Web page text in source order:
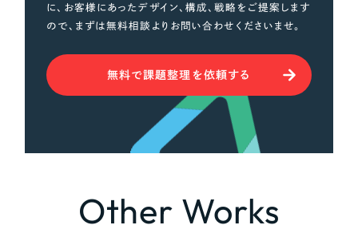
に、お客様にあったデザイン、構成、戦略をご提案します
ので、まずは無料相談よりお問い合わせくださいませ。
無料で課題整理を依頼する
Other Works